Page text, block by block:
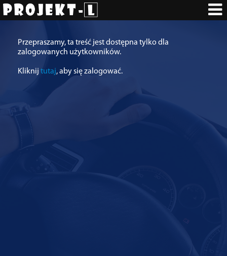
Przepraszamy, ta treść jest dostępna tylko dla
zalogowanych użytkowników.
Kliknij tutaj, aby się zalogować.